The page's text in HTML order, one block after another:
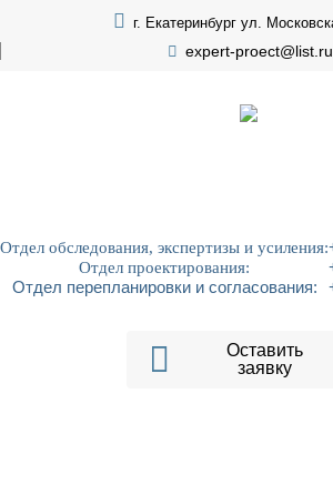
г. Екатеринбург ул.
expert-proect@list.ru
Отдел обследования, экспертизы и усиления:
Отдел проектирования:
Отдел перепланировки и согласования:
Оставить
заявку